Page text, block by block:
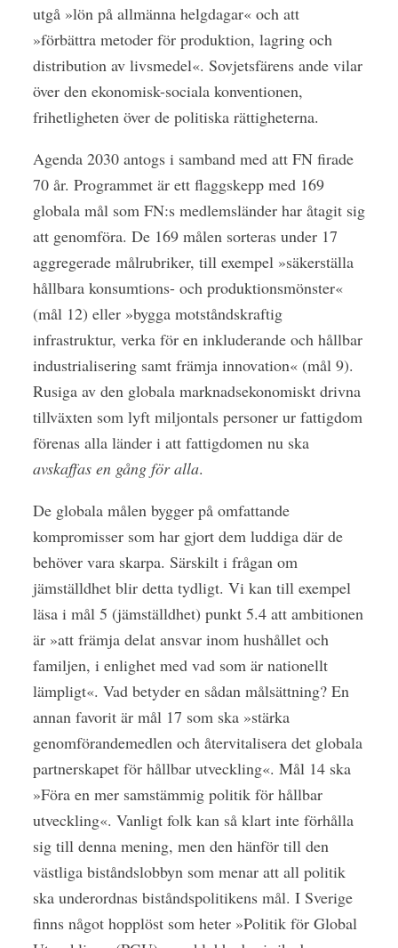
utgå »lön på allmänna helgdagar« och att
»förbättra metoder för produktion, lagring och
distribution av livsmedel«. Sovjetsfärens ande vilar
över den ekonomisk-sociala konventionen,
frihetligheten över de politiska rättigheterna.
Agenda 2030 antogs i samband med att FN firade
70 år. Programmet är ett flaggskepp med 169
globala mål som FN:s medlemsländer har åtagit sig
att genomföra. De 169 målen sorteras under 17
aggregerade målrubriker, till exempel »säkerställa
hållbara konsumtions- och produktionsmönster«
(mål 12) eller »bygga motståndskraftig
infrastruktur, verka för en inkluderande och hållbar
industrialisering samt främja innovation« (mål 9).
Rusiga av den globala marknadsekonomiskt drivna
tillväxten som lyft miljontals personer ur fattigdom
förenas alla länder i att fattigdomen nu ska
avskaffas en gång för alla.
De globala målen bygger på omfattande
kompromisser som har gjort dem luddiga där de
behöver vara skarpa. Särskilt i frågan om
jämställdhet blir detta tydligt. Vi kan till exempel
läsa i mål 5 (jämställdhet) punkt 5.4 att ambitionen
är »att främja delat ansvar inom hushållet och
familjen, i enlighet med vad som är nationellt
lämpligt«. Vad betyder en sådan målsättning? En
annan favorit är mål 17 som ska »stärka
genomförandemedlen och återvitalisera det globala
partnerskapet för hållbar utveckling«. Mål 14 ska
»Föra en mer samstämmig politik för hållbar
utveckling«. Vanligt folk kan så klart inte förhålla
sig till denna mening, men den hänför till den
västliga biståndslobbyn som menar att all politik
ska underordnas biståndspolitikens mål. I Sverige
finns något hopplöst som heter »Politik för Global